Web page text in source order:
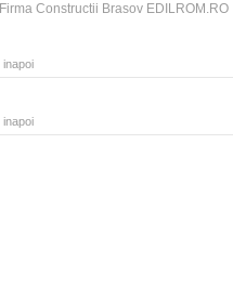
Firma Constructii Brasov EDILROM.RO
inapoi
inapoi